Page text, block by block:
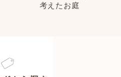
考えたお庭